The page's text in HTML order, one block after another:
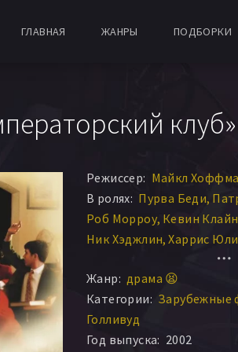
ГЛАВНАЯ ЖАНРЫ ПОДБОРКИ
Режиссер: Майкл
В ролях: Пурва Беди
Роб Морроу Кевин Клайн
Ник Хэджлин Харрис
Пол Дано Стивен Калп
Эмбет Дэвидц Рахул
Хелен Кэри
Риши Мехта Гэбриел
Жанр: драма 😫
Категории: Зарубежные
Голливуд
Год выпуска: 2002